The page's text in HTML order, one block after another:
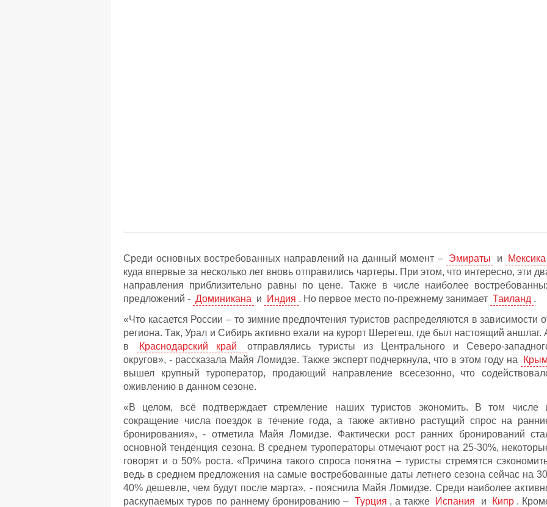
Среди основных востребованных направлений на данный момент – Эмираты и Мексика
куда впервые за несколько лет вновь отправились чартеры. При этом, что интересно, эти
направления приблизительно равны по цене. Также в числе наиболее
предложений - Доминикана и Индия . Но первое место по-прежнему занимает Таиланд .
«Что касается России – то зимние предпочтения туристов распределяются в зависимости
региона. Так, Урал и Сибирь активно ехали на курорт Шерегеш, где был настоящий аншлаг.
в
Краснодарский край
отправлялись туристы из Центрального и Северо-
округов», - рассказала Майя Ломидзе. Также эксперт подчеркнула, что в этом году на
Крым
вышел крупный туроператор, продающий направление всесезонно, что
оживлению в данном сезоне.
«В целом, всё подтверждает стремление наших туристов экономить. В том числе
сокращение числа поездок в течение года, а также активно растущий спрос на
бронирования», - отметила Майя Ломидзе. Фактически рост ранних бронирований
основной тенденция сезона. В среднем туроператоры отмечают рост на 25-30%,
говорят и о 50% роста. «Причина такого спроса понятна – туристы стремятся
ведь в среднем предложения на самые востребованные даты летнего сезона сейчас на
40% дешевле, чем будут после марта», - пояснила Майя Ломидзе. Среди наиболее
раскупаемых туров по раннему бронированию – Турция , а также Испания и Кипр .